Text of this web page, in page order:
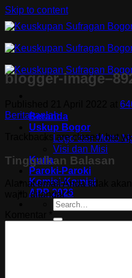
Skip to content
Beranda
Uskup Bogor
Logo dan Motto
Visi dan Misi
Kuria
Paroki-Paroki
Komisi-Komisi
APP 2026
blogger-
Beritakanlah
Trackbacks are closed, but
Tinggalkan Balasan
Alamat email Anda tidak
wajib ditandai*